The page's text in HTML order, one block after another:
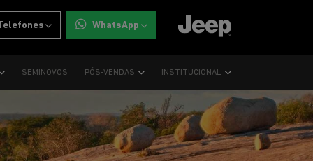
WhatsApp
SEMINOVOS PÓS-VENDAS INSTITUCIONAL